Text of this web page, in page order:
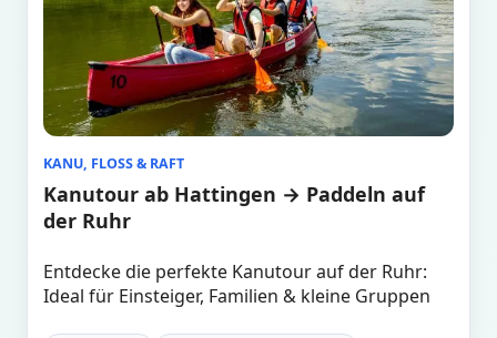
KANU, FLOSS & RAFT
Kanutour ab Hattingen → Paddeln auf
der Ruhr
Entdecke die perfekte Kanutour auf der Ruhr:
Ideal für Einsteiger, Familien & kleine Gruppen